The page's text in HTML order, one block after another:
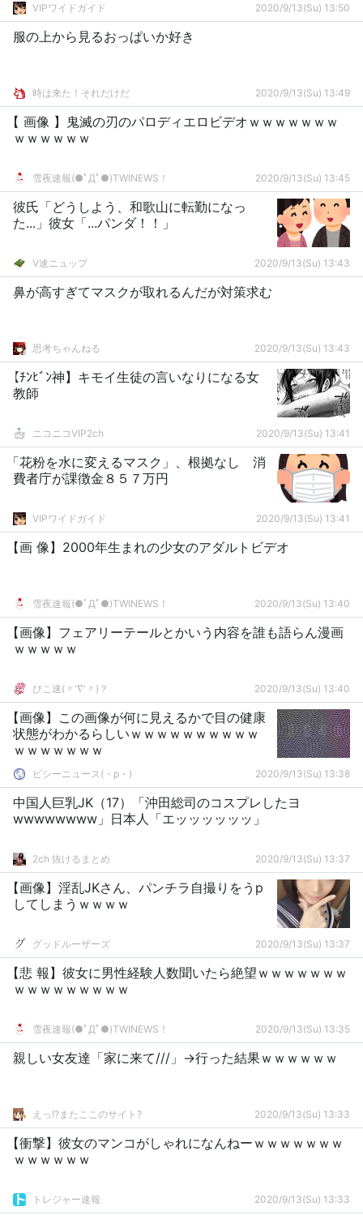
VIPワイドガイド 2020/9/13(Su) 13:50
服の上から見るおっぱいか好き
時は来た！それだけだ 2020/9/13(Su) 13:49
【 画像 】鬼滅の刃のパロディエロビデオｗｗｗｗｗｗｗ
ｗｗｗｗｗｗ
雪夜速報(●ﾟДﾟ●)TWINEWS！ 2020/9/13(Su) 13:45
彼氏「どうしよう、和歌山に転勤になっ
た...」彼女「...パンダ！！」
V速ニュップ 2020/9/13(Su) 13:43
鼻が高すぎてマスクが取れるんだが対策求む
思考ちゃんねる 2020/9/13(Su) 13:43
【ﾁﾝﾋﾞﾝ神】キモイ生徒の言いなりになる女
教師
ニコニコVIP2ch 2020/9/13(Su) 13:41
「花粉を水に変えるマスク」、根拠なし 消
費者庁が課徴金８５７万円
VIPワイドガイド 2020/9/13(Su) 13:41
【画 像】2000年生まれの少女のアダルトビデオ
雪夜速報(●ﾟДﾟ●)TWINEWS！ 2020/9/13(Su) 13:40
【画像】フェアリーテールとかいう内容を誰も語らん漫画
ｗｗｗｗｗ
ぴこ速(〃'∇'〃)？ 2020/9/13(Su) 13:40
【画像】この画像が何に見えるかで目の健康
状態がわかるらしいｗｗｗｗｗｗｗｗｗｗ
ｗｗｗｗｗｗｗ
ピシーニュース(・p・)ゞ 2020/9/13(Su) 13:38
中国人巨乳JK（17）「沖田総司のコスプレしたヨ
wwwwwwww」日本人「エッッッッッッ」
2ch 抜けるまとめ 2020/9/13(Su) 13:37
【画像】淫乱JKさん、パンチラ自撮りをうp
してしまうｗｗｗｗ
グッドルーザーズ 2020/9/13(Su) 13:37
【悲 報】彼女に男性経験人数聞いたら絶望ｗｗｗｗｗｗｗ
ｗｗｗｗｗｗｗｗｗ
雪夜速報(●ﾟДﾟ●)TWINEWS！ 2020/9/13(Su) 13:35
親しい女友達「家に来て///」→行った結果ｗｗｗｗｗｗ
えっ!?またここのサイト? 2020/9/13(Su) 13:33
【衝撃】彼女のマンコがしゃれになんねーｗｗｗｗｗｗｗ
ｗｗｗｗｗｗ
トレジャー速報 2020/9/13(Su) 13:33